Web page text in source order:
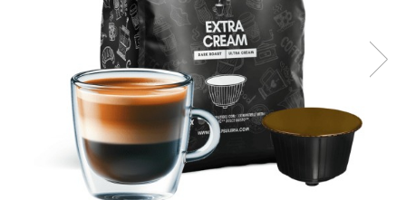
Capsule compatibile Uno System
Capsule compatibile Caffitaly
PADURI CAFEA & MONODOZE
Paduri cafea ESE44
CAFEA BOABE
CAFEA MACINATA